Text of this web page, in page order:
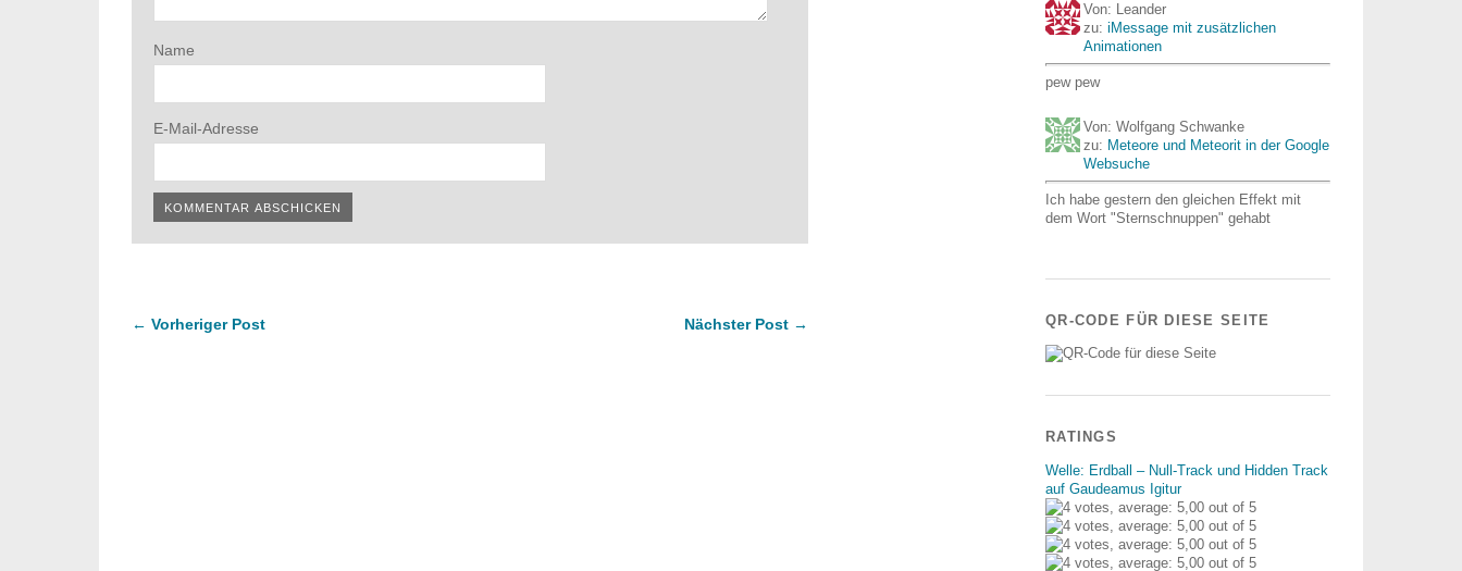
Name
E-Mail-Adresse
← Vorheriger Post Nächster Post →
Von: Leander
zu: iMessage mit zusätzlichen
Animationen
pew pew
Von: Wolfgang Schwanke
zu: Meteore und Meteorit in der Google
Websuche
Ich habe gestern den gleichen Effekt mit
dem Wort "Sternschnuppen" gehabt
QR-CODE FÜR DIESE SEITE
RATINGS
Welle: Erdball – Null-Track und Hidden Track
auf Gaudeamus Igitur